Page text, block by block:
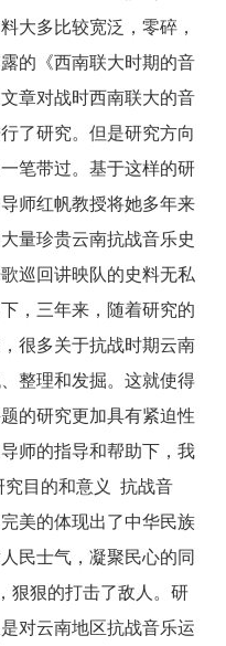
大多比较宽泛，零碎，
的《西南联大时期的音
章对战时西南联大的音
了研究。但是研究方向
笔带过。基于这样的研
师红帆教授将她多年来
量珍贵云南抗战音乐史
巡回讲映队的史料无私
，三年来，随着研究的
很多关于抗战时期云南
整理和发掘。这就使得
的研究更加具有紧迫性
师的指导和帮助下，我
究目的和意义 抗战音
美的体现出了中华民族
民士气，凝聚民心的同
狠狠的打击了敌人。研
对云南地区抗战音乐运